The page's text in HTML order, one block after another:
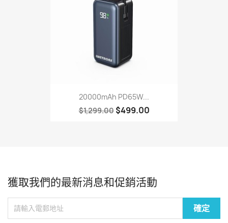
20000mAh PD65W...
$1,299.00 $499.00
獲取我們的最新消息和促銷活動